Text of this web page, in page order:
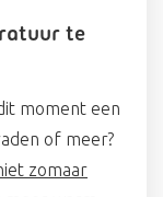
te
moment een
of meer?
zomaar